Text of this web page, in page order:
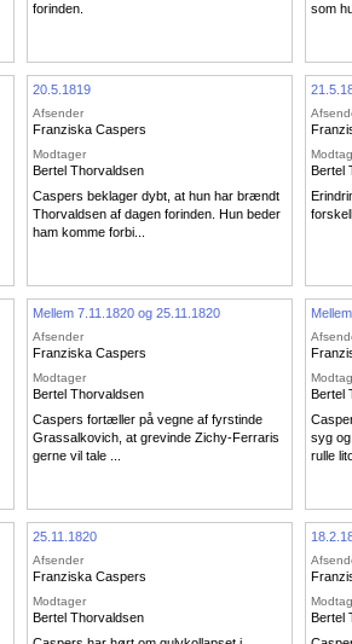
forinden.
som
20.5.1819
Afsender
Franziska Caspers
Modtager
Bertel Thorvaldsen
Caspers beklager dybt, at hun har brændt
Thorvaldsen af dagen forinden. Hun beder
ham komme forbi...
Bertel
Mellem 7.11.1820 og 25.11.1820
Afsender
Franziska Caspers
Modtager
Bertel Thorvaldsen
Caspers fortæller på vegne af fyrstinde
Grassalkovich, at grevinde Zichy-Ferraris
gerne vil tale ...
Bertel
syg
rulle
25.11.1820
Afsender
Franziska Caspers
Modtager
Bertel Thorvaldsen
Bertel